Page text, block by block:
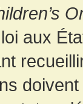
aux